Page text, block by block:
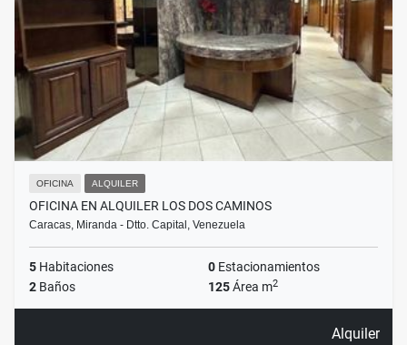
OFICINA ALQUILER
OFICINA EN ALQUILER LOS DOS CAMINOS
Caracas, Miranda - Dtto. Capital, Venezuela
5 Habitaciones 0 Estacionamientos
2 Baños 125Área m2
Alquiler